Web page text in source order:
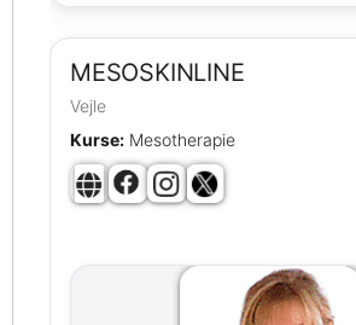
MESOSKINLINE
Vejle
Kurse: Mesotherapie